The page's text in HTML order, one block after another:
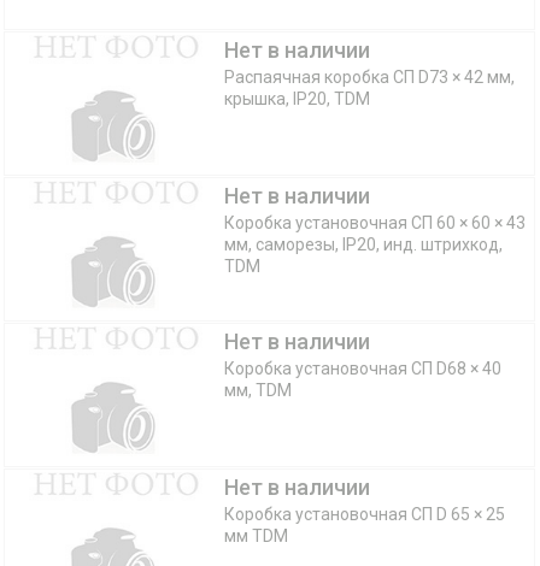
Нет в наличии
Распаячная коробка СП D73 × 42 мм,
крышка, IP20, TDM
Нет в наличии
Коробка установочная СП 60 × 60 × 43
мм, саморезы, IP20, инд. штрихкод,
TDM
Нет в наличии
Коробка установочная СП D68 × 40
мм, TDM
Нет в наличии
Коробка установочная СП D 65 × 25
мм TDM